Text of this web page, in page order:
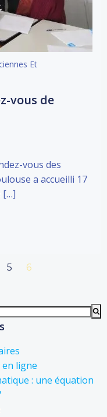
Et
vous de
vous des
a accueilli 17
[…]
Page
5 Page
6
ligne
: une équation